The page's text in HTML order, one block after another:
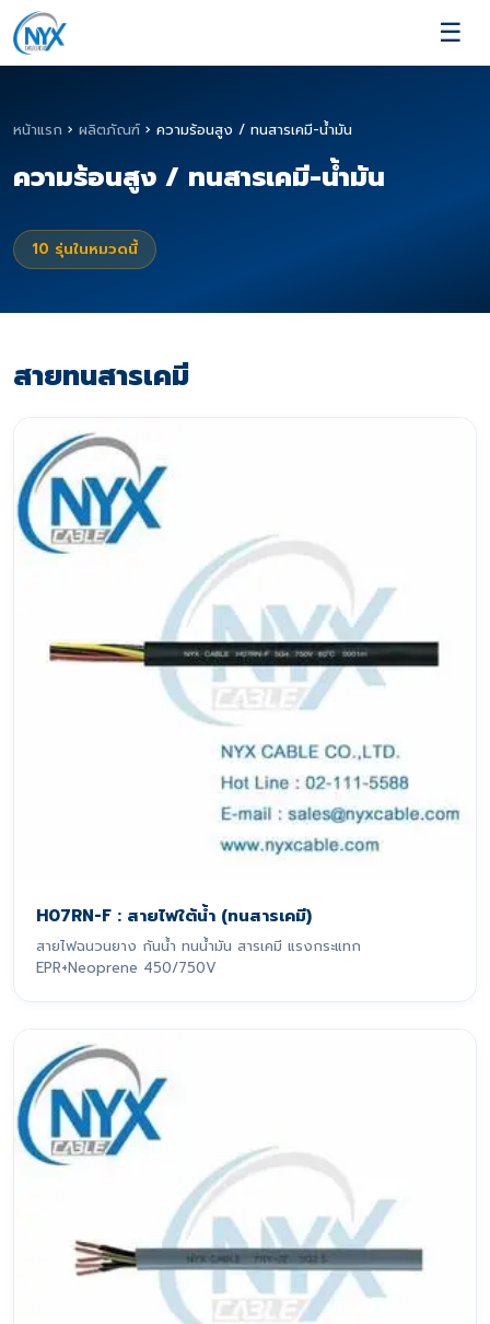
☰
หน้าแรก › ผลิตภัณฑ์ › ความร้อนสูง / ทนสารเคมี-น้ำมัน
ความร้อนสูง / ทนสารเคมี-น้ำมัน
10 รุ่นในหมวดนี้
สายทนสารเคมี
H07RN-F : สายไฟใต้น้ำ (ทนสารเคมี)
สายไฟฉนวนยาง กันน้ำ ทนน้ำมัน สารเคมี แรงกระแทก
EPR+Neoprene 450/750V